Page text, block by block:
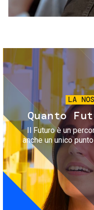
LA
Quanto
Il Futuro è un
anche un unico